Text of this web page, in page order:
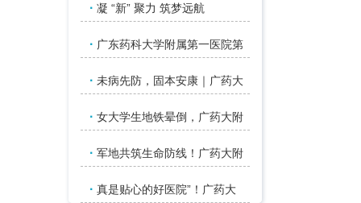
· 凝 “新” 聚力 筑梦远航
· 广东药科大学附属第一医院第
· 未病先防，固本安康｜广药大
· 女大学生地铁晕倒，广药大附
· 军地共筑生命防线！广药大附
· 真是贴心的好医院”！广药大